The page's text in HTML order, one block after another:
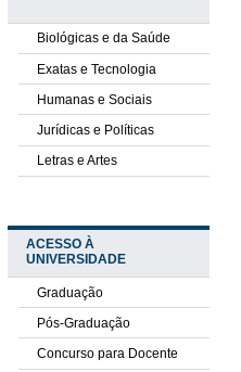
Biológicas e da Saúde
Exatas e Tecnologia
Humanas e Sociais
Jurídicas e Políticas
Letras e Artes
ACESSO À
UNIVERSIDADE
Graduação
Pós-Graduação
Concurso para Docente